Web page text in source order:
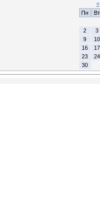
«
Пн
Вт
2
3
9
10
16
17
23
24
30